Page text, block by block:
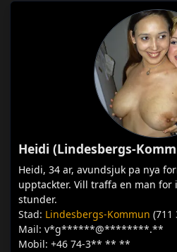
Heidi (Lindesbergs-
Heidi, 34 ar, avundsjuk pa nya
upptackter. Vill traffa en man for
stunder.
Stad: Lindesbergs-Kommun (711
Mail: v*g******@********.**
Mobil: +46 74-3** ** **